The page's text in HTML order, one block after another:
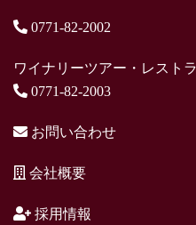
0771-82-2002
ワイナリーツアー・レスト
0771-82-2003
お問い合わせ
会社概要
採用情報